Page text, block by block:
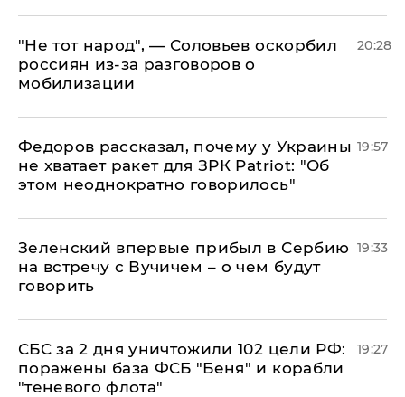
​"Не тот народ", — Соловьев оскорбил
россиян из-за разговоров о
мобилизации
20:28
Федоров рассказал, почему у Украины
не хватает ракет для ЗРК Patriot: "Об
этом неоднократно говорилось"
19:57
Зеленский впервые прибыл в Сербию
на встречу с Вучичем – о чем будут
говорить
19:33
СБС за 2 дня уничтожили 102 цели РФ:
поражены база ФСБ "Беня" и корабли
"теневого флота"
19:27